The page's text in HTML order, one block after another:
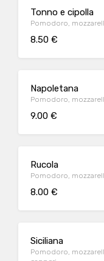
Tonno e cipolla
Pomodoro,
8.50 €
Napoletana
Pomodoro,
9.00 €
Rucola
Pomodoro,
8.00 €
Siciliana
Pomodoro,